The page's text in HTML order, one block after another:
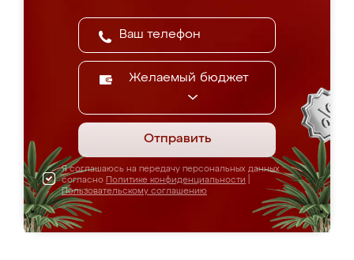
Желаемый бюджет
Отправить
Я соглашаюсь на передачу персональных данных
согласно Политике конфиденциальности
Пользовательскому соглашению